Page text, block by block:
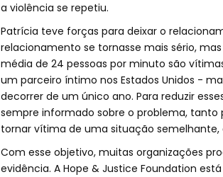
a violência se repetiu.
Patrícia teve forças para deixar o
relacionamento se tornasse mais sério,
média de 24 pessoas por minuto são
um parceiro íntimo nos Estados Unidos -
decorrer de um único ano. Para reduzir
sempre informado sobre o problema,
tornar vítima de uma situação
Com esse objetivo, muitas organizações
evidência. A Hope & Justice Foundation